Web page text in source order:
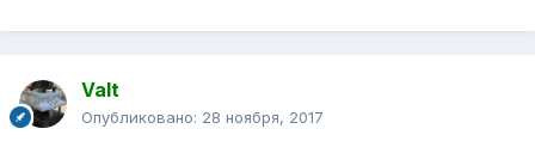
Valt
Опубликовано: 28 ноября, 2017